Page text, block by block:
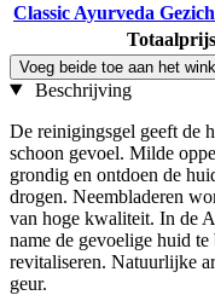
Classic Ayurveda
Voeg beide toe aan het
Beschrijving
De reinigingsgel geeft de
schoon gevoel. Milde
grondig en ontdoen de
drogen. Neembladeren
van hoge kwaliteit. In de
name de gevoelige huid
revitaliseren. Natuurlijke
geur.